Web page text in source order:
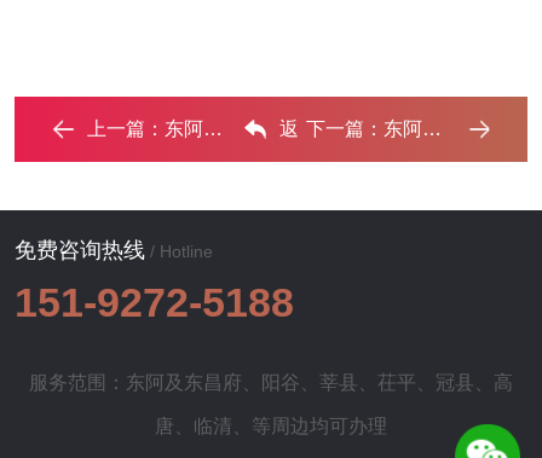
上一篇： 东阿汽车抵押贷款应该考虑的因素有哪些？ ...‌ 返 下一篇： 东阿良好口碑的汽车抵押贷款公司推荐 ...‌
免费咨询热线 / Hotline
151-9272-5188
服务范围：东阿及 东昌府 阳谷 莘县 茌平 冠县 高
唐 临清 、等周边均可办理